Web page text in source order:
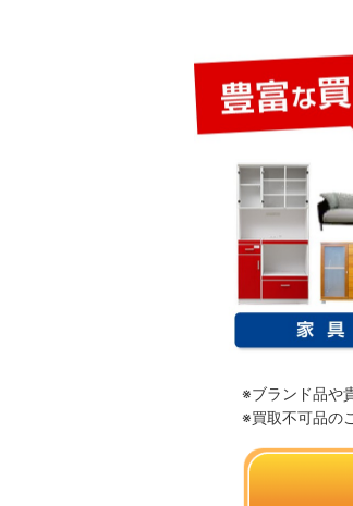
※ブランド品や
※買取不可品の